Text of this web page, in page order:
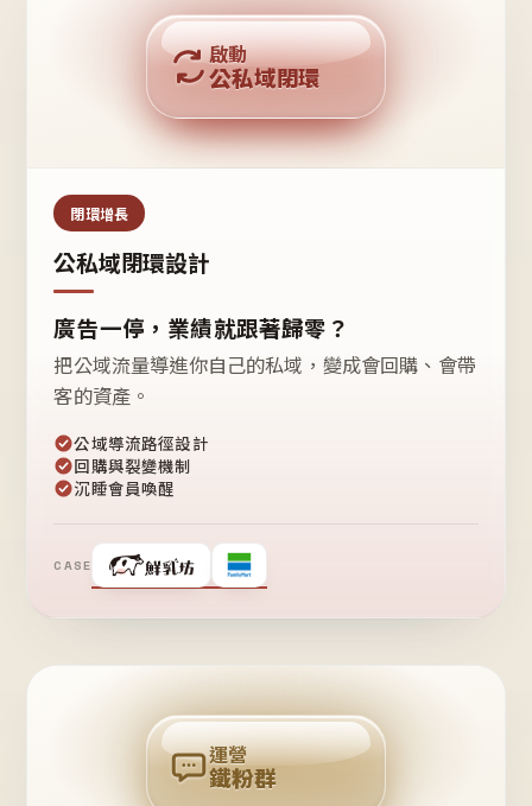
公域流量
私域鐵粉
回購複利
啟動
公私域閉環
閉環增長
公私域閉環設計
廣告一停，業績就跟著歸零？
把公域流量導進你自己的私域，變成會回購、會帶
客的資產。
公域導流路徑設計
回購與裂變機制
沉睡會員喚醒
CASE
❤
粉
回
購
運營
鐵粉群